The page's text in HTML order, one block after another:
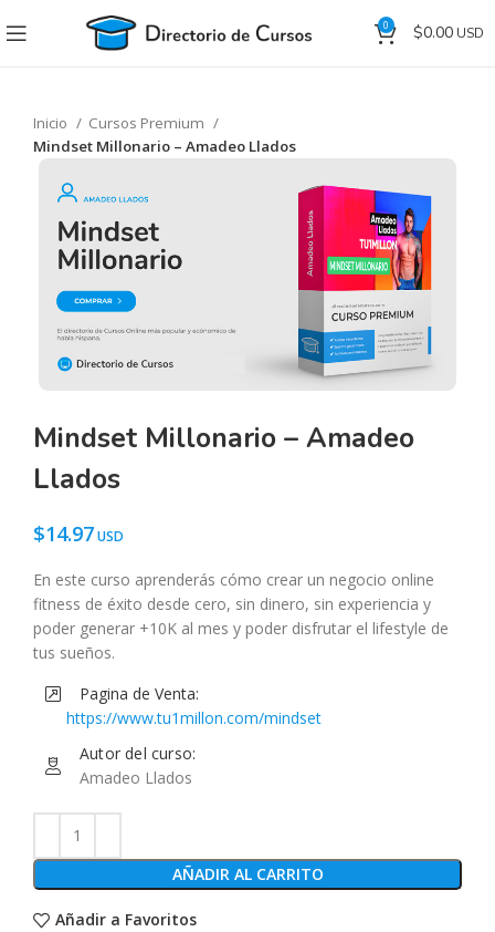
0 $0.00
Inicio
Cursos Premium
Mindset Millonario – Amadeo Llados
Mindset Millonario – Amadeo
Llados
$14.97
En este curso aprenderás cómo crear un negocio online
fitness de éxito desde cero, sin dinero, sin experiencia y
poder generar +10K al mes y poder disfrutar el lifestyle de
tus sueños.
Pagina de Venta:
https://www.tu1millon.com/mindset
Autor del curso:
Amadeo Llados
AÑADIR AL CARRITO
Añadir a Favoritos